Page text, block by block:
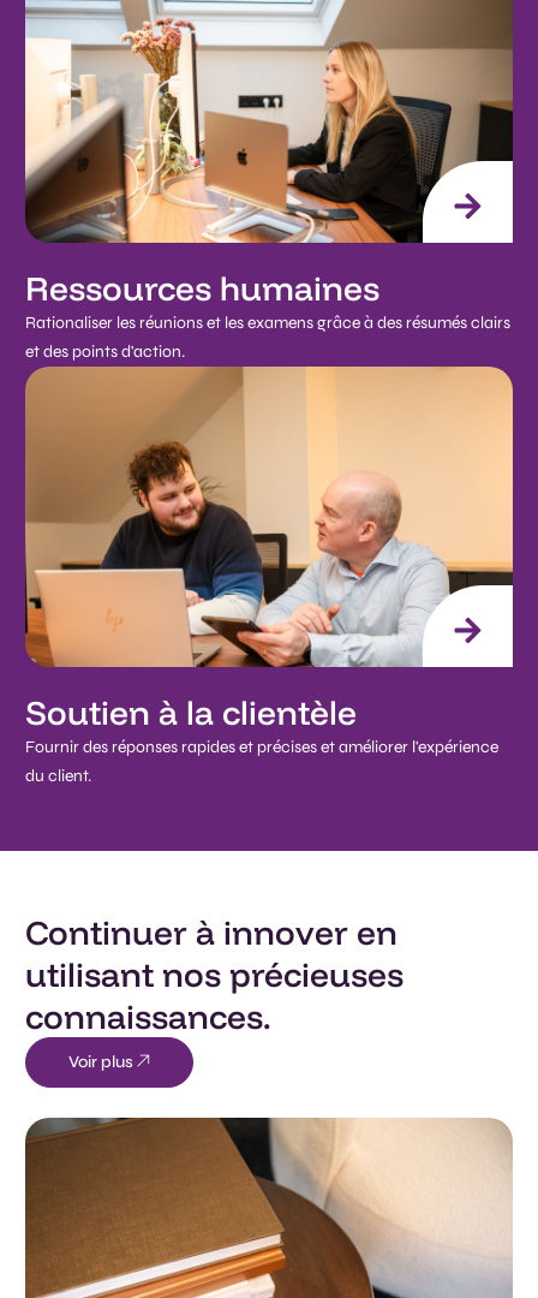
Ressources humaines
Rationaliser les réunions et les examens grâce à des résumés clairs
et des points d'action.
Soutien à la clientèle
Fournir des réponses rapides et précises et améliorer l'expérience
du client.
Continuer à innover en
utilisant nos précieuses
connaissances.
Voir plus